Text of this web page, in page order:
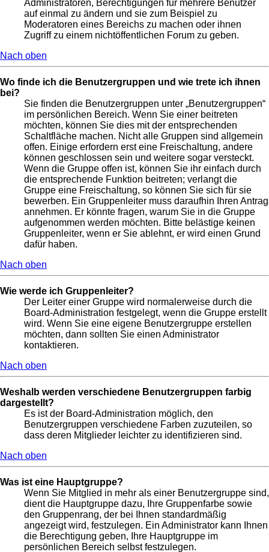
Administratoren, Berechtigungen für mehrere Benutzer
auf einmal zu ändern und sie zum Beispiel zu
Moderatoren eines Bereichs zu machen oder ihnen
Zugriff zu einem nichtöffentlichen Forum zu geben.
Nach oben
Wo finde ich die Benutzergruppen und wie trete ich ihnen
bei?
Sie finden die Benutzergruppen unter „Benutzergruppen“
im persönlichen Bereich. Wenn Sie einer beitreten
möchten, können Sie dies mit der entsprechenden
Schaltfläche machen. Nicht alle Gruppen sind allgemein
offen. Einige erfordern erst eine Freischaltung, andere
können geschlossen sein und weitere sogar versteckt.
Wenn die Gruppe offen ist, können Sie ihr einfach durch
die entsprechende Funktion beitreten; verlangt die
Gruppe eine Freischaltung, so können Sie sich für sie
bewerben. Ein Gruppenleiter muss daraufhin Ihren Antrag
annehmen. Er könnte fragen, warum Sie in die Gruppe
aufgenommen werden möchten. Bitte belästige keinen
Gruppenleiter, wenn er Sie ablehnt, er wird einen Grund
dafür haben.
Nach oben
Wie werde ich Gruppenleiter?
Der Leiter einer Gruppe wird normalerweise durch die
Board-Administration festgelegt, wenn die Gruppe erstellt
wird. Wenn Sie eine eigene Benutzergruppe erstellen
möchten, dann sollten Sie einen Administrator
kontaktieren.
Nach oben
Weshalb werden verschiedene Benutzergruppen farbig
dargestellt?
Es ist der Board-Administration möglich, den
Benutzergruppen verschiedene Farben zuzuteilen, so
dass deren Mitglieder leichter zu identifizieren sind.
Nach oben
Was ist eine Hauptgruppe?
Wenn Sie Mitglied in mehr als einer Benutzergruppe sind,
dient die Hauptgruppe dazu, Ihre Gruppenfarbe sowie
den Gruppenrang, der bei Ihnen standardmäßig
angezeigt wird, festzulegen. Ein Administrator kann Ihnen
die Berechtigung geben, Ihre Hauptgruppe im
persönlichen Bereich selbst festzulegen.